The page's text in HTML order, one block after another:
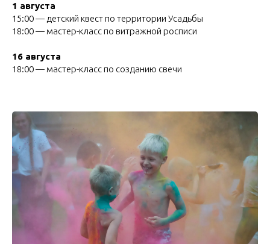
1 августа
15:00 — детский квест по территории Усадьбы
18:00 — мастер-класс по витражной росписи
16 августа
18:00 — мастер-класс по созданию свечи